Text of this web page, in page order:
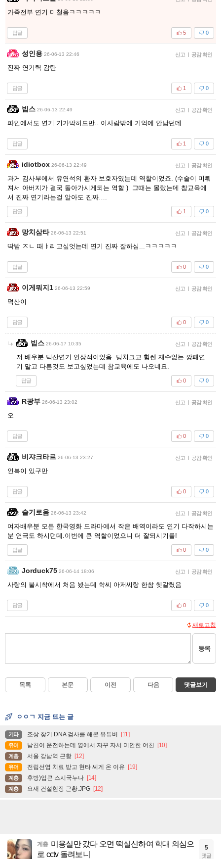
가족전부 연기 미쳘음ㅋㅋㅋㅋㅋ
답글 0
5
성인용 26-06-13 22:46 신고 | 공감 확인
진짜 연기력 감탄
답글 0
1
빕스 26-06-13 22:49 신고 | 공감 확인
파인에서도 연기 기가막히드만.. 이사람밖에 기억에 안남던데
답글 0
1
idiotbox 26-06-13 22:49 신고 | 공감 확인
과거 김사부에서 유연석의 환자 보호자였는데 역할이었죠. (수술이 미뤄
져서 아버지가 결국 돌아가시게되는 역할 ) 그때는 몰랐는데 참교육에
서 진짜 연기라는걸 알아도 진짜….
답글 0
1
망치삼타 26-06-13 22:51 신고 | 공감 확인
딱밤 ㅈㄴ 때ㅑ리고싶엇는데 연기 진짜 잘하심...ㅋㅋㅋㅋㅋ
답글 0
0
이게뭐지1 26-06-13 22:59 신고 | 공감 확인
덕산이
답글 0
0
빕스 26-06-17 10:35 신고 | 공감 확인
저 배우분 덕산연기 인상적이었음. 덩치크고 힘쎈 재수없는 깡패연
기 말고 다른것도 보고싶었는데 참교육에도 나오네요.
답글 0
0
R광부 26-06-13 23:02 신고 | 공감 확인
오
답글 0
0
비쟈크타르 26-06-13 23:27 신고 | 공감 확인
인복이 있구만
답글 0
0
슬기로움 26-06-13 23:42 신고 | 공감 확인
여자배우분 모든 한국영화 드라마에서 작은 배역이라도 연기 다작하시는
분 연극도 하시던데.이번에 큰 역할이었으니 더 잘되시기를!
답글 0
0
Jorduck75 26-06-14 18:06 신고 | 공감 확인
사랑의 불시착에서 처음 봤는데 학씨 아저씨랑 한참 헷갈렸음
답글 0
0
새로고침
등록
목록 본문 이전 다음 댓글보기
ㅇㅇㄱ 지금 뜨는 글
기타 조상 찾기 DNA 검사를 해본 유튜버 [11]
유머 남친이 운전하는데 옆에서 자꾸 자서 미안한 여친 [10]
계층 서울 강남역 근황 [12]
유머 전립선염 치료 받고 현타 씨게 온 이유 [19]
계층 후방)입큰 스시국누나 [14]
계층 요새 건설현장 근황.JPG [12]
계층 미용실만 갔다 오면 떡실신하여 학대 의심으
로 cctv 돌려보니
5
댓글